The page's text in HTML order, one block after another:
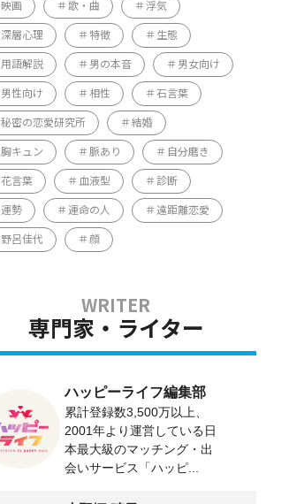
映画 歌・曲 浮気
深層心理 特徴 生態
用語解説 男の本音 男女向け
男性向け 相性 石言葉
秘密の恋愛研究所 結婚
胸キュン 脈あり 自分磨き
花言葉 血液型 診断
運勢 運命の人 遠距離恋愛
野呂佳代 顔
専門家・ライター
ハッピーライフ編集部
累計登録数3,500万以上、
2001年より運営している日
本最大級のマッチング・出
会いサービス「ハッピ...